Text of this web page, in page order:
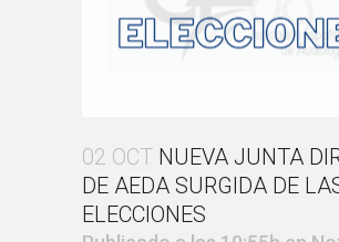
02 OCT NUEVA JUNTA
DE AEDA SURGIDA DE
ELECCIONES